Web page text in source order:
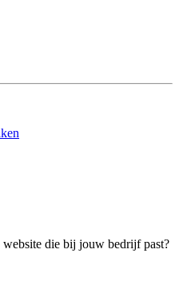
die bij jouw bedrijf past?